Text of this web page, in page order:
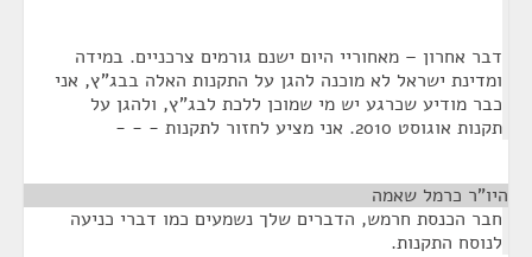
דבר אחרון – מאחוריי היום ישנם גורמים צרכניים. במידה
ומדינת ישראל לא מוכנה להגן על התקנות האלה בבג"ץ, אני
כבר מודיע שכרגע יש מי שמוכן ללכת לבג"ץ, ולהגן על
תקנות אוגוסט 2010. אני מציע לחזור לתקנות - - -
היו"ר כרמל שאמה
חבר הכנסת חרמש, הדברים שלך נשמעים כמו דברי כניעה
לנוסח התקנות.